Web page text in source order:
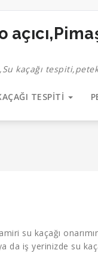
kaçağı
TESPİTİ
su kaçağı
iş yerinizde su